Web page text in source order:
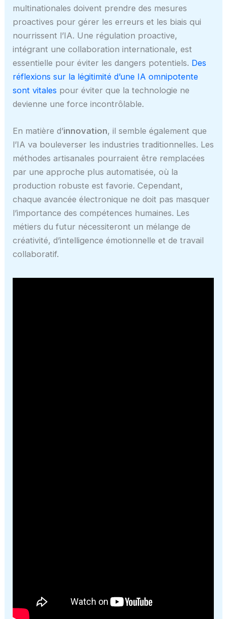
multinationales doivent prendre des mesures
proactives pour gérer les erreurs et les biais qui
nourrissent l’IA. Une régulation proactive,
intégrant une collaboration internationale, est
essentielle pour éviter les dangers potentiels. Des
réflexions sur la légitimité d’une IA omnipotente
sont vitales pour éviter que la technologie ne
devienne une force incontrôlable.
En matière d’innovation, il semble également que
l’IA va bouleverser les industries traditionnelles. Les
méthodes artisanales pourraient être remplacées
par une approche plus automatisée, où la
production robuste est favorie. Cependant,
chaque avancée électronique ne doit pas masquer
l’importance des compétences humaines. Les
métiers du futur nécessiteront un mélange de
créativité, d’intelligence émotionnelle et de travail
collaboratif.